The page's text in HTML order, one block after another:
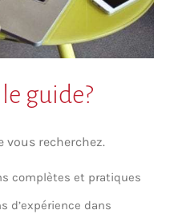
guide?
vous recherchez.
complètes et pratiques
d’expérience dans